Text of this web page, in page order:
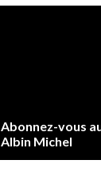
Abonnez-vous
Albin Michel